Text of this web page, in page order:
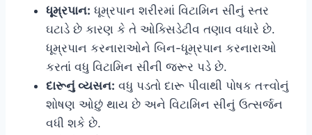
ધૂમ્રપાન: ધૂમ્રપાન શરીરમાં વિટામિન સીનું સ્તર
ઘટાડે છે કારણ કે તે ઓક્સિડેટીવ તણાવ વધારે છે.
ધૂમ્રપાન કરનારાઓને બિન-ધૂમ્રપાન કરનારાઓ
કરતાં વધુ વિટામિન સીની જરૂર પડે છે.
દારૂનું વ્યસન: વધુ પડતો દારૂ પીવાથી પોષક તત્ત્વોનું
શોષણ ઓછું થાય છે અને વિટામિન સીનું ઉત્સર્જન
વધી શકે છે.